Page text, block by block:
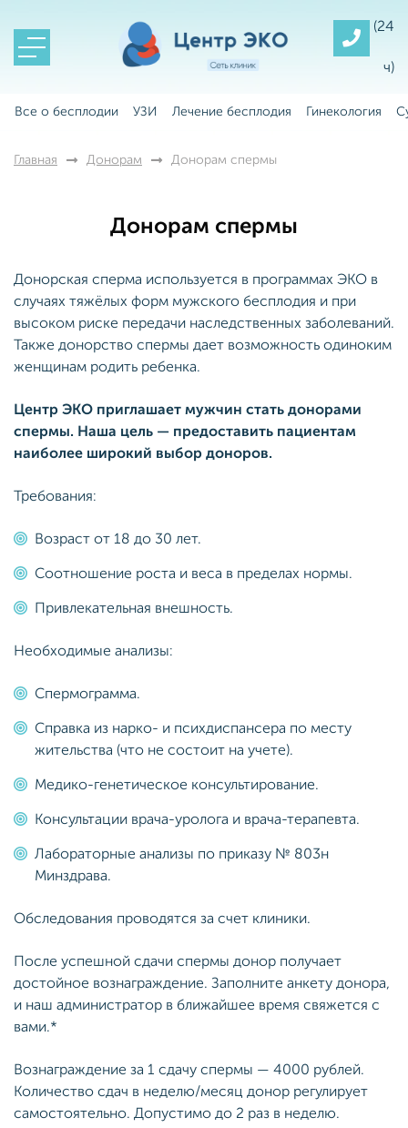
(24
ч)
Все о бесплодии УЗИ Лечение бесплодия Гинекология
Главная Донорам Донорам спермы
Донорам спермы
Донорская сперма используется в программах ЭКО в
случаях тяжёлых форм мужского бесплодия и при
высоком риске передачи наследственных заболеваний.
Также донорство спермы дает возможность одиноким
женщинам родить ребенка.
Центр ЭКО приглашает мужчин стать донорами
спермы. Наша цель — предоставить пациентам
наиболее широкий выбор доноров.
Требования:
Возраст от 18 до 30 лет.
Соотношение роста и веса в пределах нормы.
Привлекательная внешность.
Необходимые анализы:
Спермограмма.
Справка из нарко- и психдиспансера по месту
жительства (что не состоит на учете).
Медико-генетическое консультирование.
Консультации врача-уролога и врача-терапевта.
Лабораторные анализы по приказу № 803н
Минздрава.
Обследования проводятся за счет клиники.
После успешной сдачи спермы донор получает
достойное вознаграждение. Заполните анкету донора,
и наш администратор в ближайшее время свяжется с
вами.*
Вознаграждение за 1 сдачу спермы — 4000 рублей.
Количество сдач в неделю/месяц донор регулирует
самостоятельно. Допустимо до 2 раз в неделю.